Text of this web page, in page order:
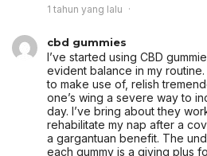
1 tahun yang lalu
cbd gummies
I’ve started using CBD
evident balance in my
to make use of, relish
one’s wing a severe way to
day. I’ve bring about they
rehabilitate my nap after a
a gargantuan benefit. The
each gummy is a giving plus